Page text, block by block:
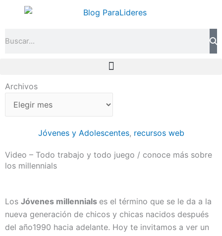
Archivos
Archivos
Jóvenes y Adolescentes, recursos web
Video – Todo trabajo y todo juego / conoce más sobre
los millennials
Los Jóvenes millennials es el término que se le da a la
nueva generación de chicos y chicas nacidos después
del año1990 hacia adelante. Hoy te invitamos a ver un